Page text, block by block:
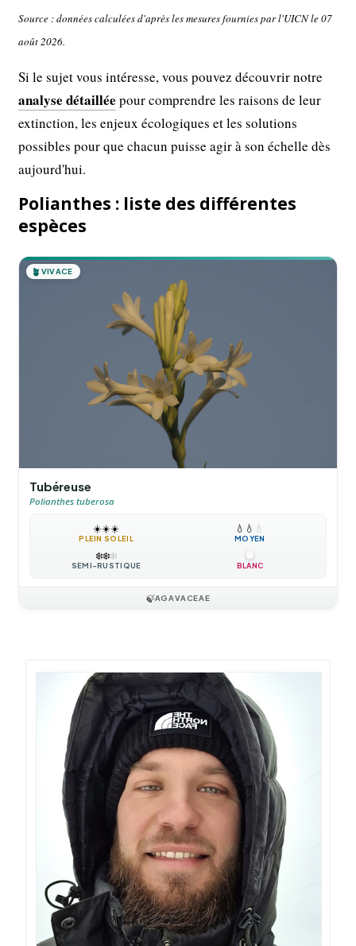
Source : données calculées d'après les mesures fournies par l'UICN le 07
août 2026.
Si le sujet vous intéresse, vous pouvez découvrir notre
analyse détaillée pour comprendre les raisons de leur
extinction, les enjeux écologiques et les solutions
possibles pour que chacun puisse agir à son échelle dès
aujourd'hui.
Polianthes : liste des différentes
espèces
🪴 VIVACE
Tubéreuse
Polianthes tuberosa
☀️☀️☀️
PLEIN SOLEIL
💧 💧 💧
MOYEN
❄️❄️❄️
SEMI-RUSTIQUE BLANC
🍃AGAVACEAE